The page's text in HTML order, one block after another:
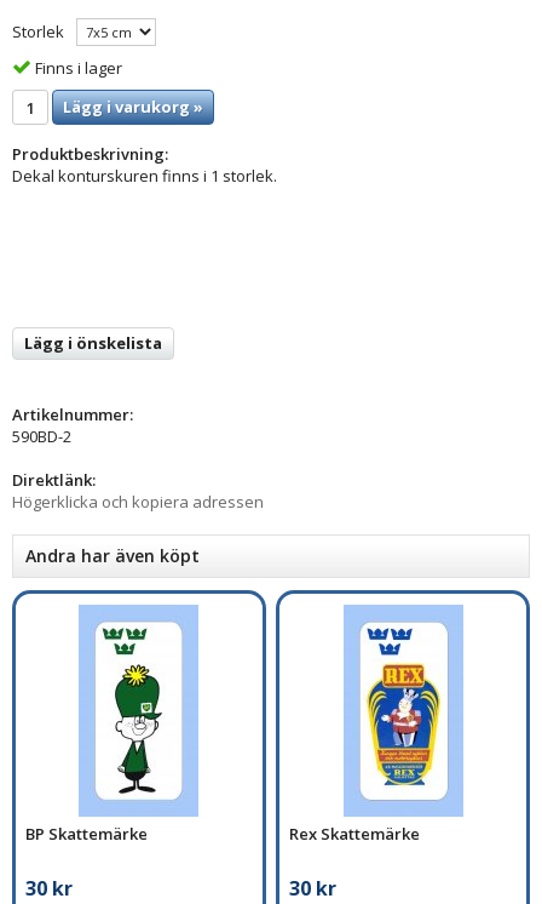
Storlek
Finns i lager
Lägg i varukorg »
Produktbeskrivning:
Dekal konturskuren finns i 1 storlek.
Lägg i önskelista
Artikelnummer:
590BD-2
Direktlänk:
Högerklicka och kopiera adressen
Andra har även köpt
BP Skattemärke
30 kr
Rex Skattemärke
30 kr